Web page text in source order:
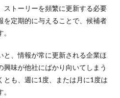
ストーリーを頻繁に更新する必要
を定期的に与えることで、候補者
と、情報が常に更新される企業ほ
興味が他社にばかり向いてしまう
とも、週に1度、または月に1度は